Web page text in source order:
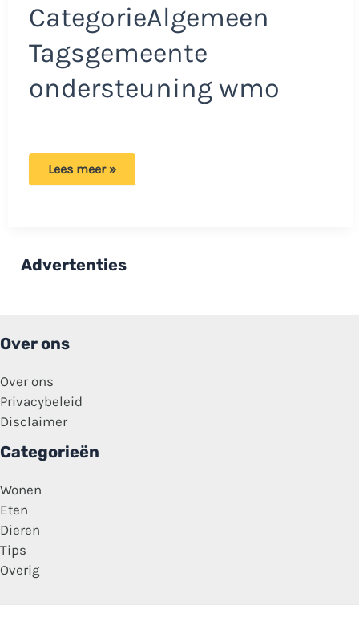
CategorieAlgemeen
Tagsgemeente
ondersteuning wmo
Hamza
meer
Lees meer »
Advertenties
Over ons
Over ons
Privacybeleid
Disclaimer
Categorieën
Wonen
Eten
Dieren
Tips
Overig